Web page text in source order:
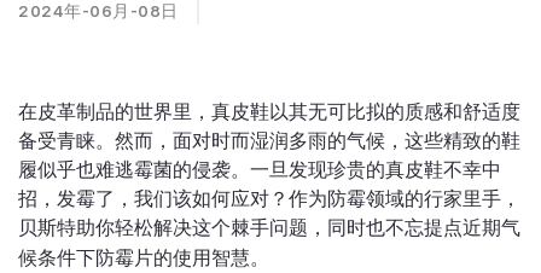
2024年-06月-08日
在皮革制品的世界里，真皮鞋以其无可比拟的质感和舒适度
备受青睐。然而，面对时而湿润多雨的气候，这些精致的鞋
履似乎也难逃霉菌的侵袭。一旦发现珍贵的真皮鞋不幸中
招，发霉了，我们该如何应对？作为防霉领域的行家里手，
贝斯特助你轻松解决这个棘手问题，同时也不忘提点近期气
候条件下防霉片的使用智慧。